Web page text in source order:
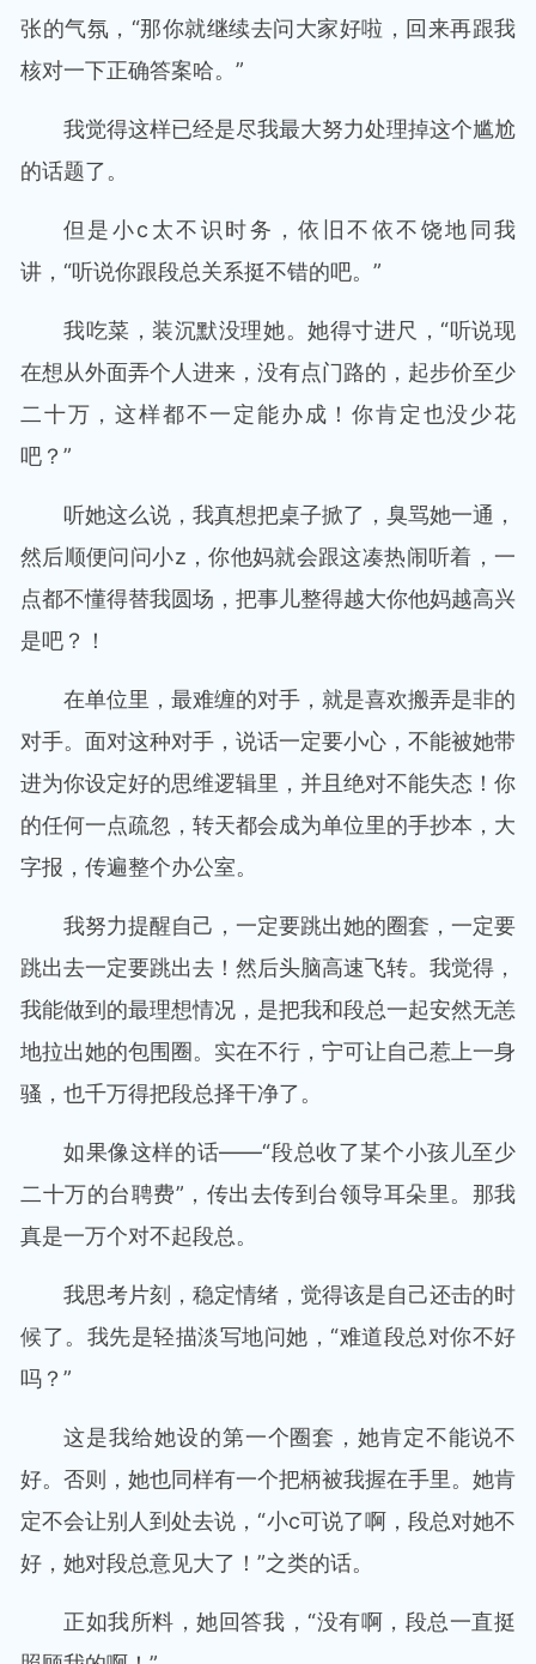
张的气氛，“那你就继续去问大家好啦，回来再跟我
核对一下正确答案哈。”
我觉得这样已经是尽我最大努力处理掉这个尴尬
的话题了。
但是小c太不识时务，依旧不依不饶地同我
讲，“听说你跟段总关系挺不错的吧。”
我吃菜，装沉默没理她。她得寸进尺，“听说现
在想从外面弄个人进来，没有点门路的，起步价至少
二十万，这样都不一定能办成！你肯定也没少花
吧？”
听她这么说，我真想把桌子掀了，臭骂她一通，
然后顺便问问小z，你他妈就会跟这凑热闹听着，一
点都不懂得替我圆场，把事儿整得越大你他妈越高兴
是吧？！
在单位里，最难缠的对手，就是喜欢搬弄是非的
对手。面对这种对手，说话一定要小心，不能被她带
进为你设定好的思维逻辑里，并且绝对不能失态！你
的任何一点疏忽，转天都会成为单位里的手抄本，大
字报，传遍整个办公室。
我努力提醒自己，一定要跳出她的圈套，一定要
跳出去一定要跳出去！然后头脑高速飞转。我觉得，
我能做到的最理想情况，是把我和段总一起安然无恙
地拉出她的包围圈。实在不行，宁可让自己惹上一身
骚，也千万得把段总择干净了。
如果像这样的话——“段总收了某个小孩儿至少
二十万的台聘费”，传出去传到台领导耳朵里。那我
真是一万个对不起段总。
我思考片刻，稳定情绪，觉得该是自己还击的时
候了。我先是轻描淡写地问她，“难道段总对你不好
吗？”
这是我给她设的第一个圈套，她肯定不能说不
好。否则，她也同样有一个把柄被我握在手里。她肯
定不会让别人到处去说，“小c可说了啊，段总对她不
好，她对段总意见大了！”之类的话。
正如我所料，她回答我，“没有啊，段总一直挺